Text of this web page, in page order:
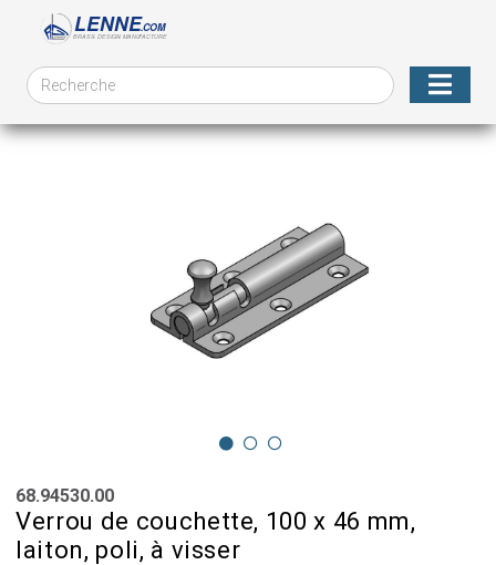
68.94530.00
Verrou de couchette, 100 x 46 mm,
laiton, poli, à visser